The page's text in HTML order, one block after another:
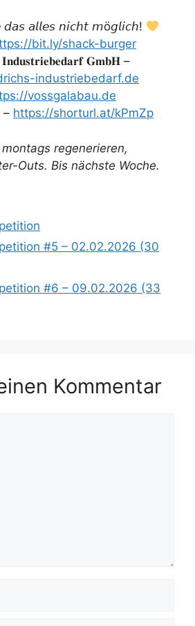
𝘢𝘭𝘭𝘦𝘴 𝘯𝘪𝘤𝘩𝘵 𝘮ö𝘨𝘭𝘪𝘤𝘩!
bit.ly/shack-burger
𝐈𝐧𝐝𝐮𝐬𝐭𝐫𝐢𝐞𝐛𝐞𝐝𝐚𝐫𝐟 𝐆𝐦𝐛𝐇 –
industriebedarf.de
vossgalabau.de
– https://shorturl.at/kPmZp
regenerieren,
Outs. Bis nächste Woche.
#5 – 02.02.2026 (30
#6 – 09.02.2026 (33
Kommentar